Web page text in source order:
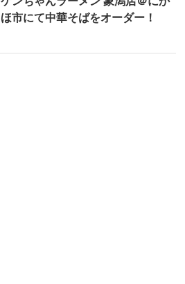
ほ市にて中華そばをオーダー！